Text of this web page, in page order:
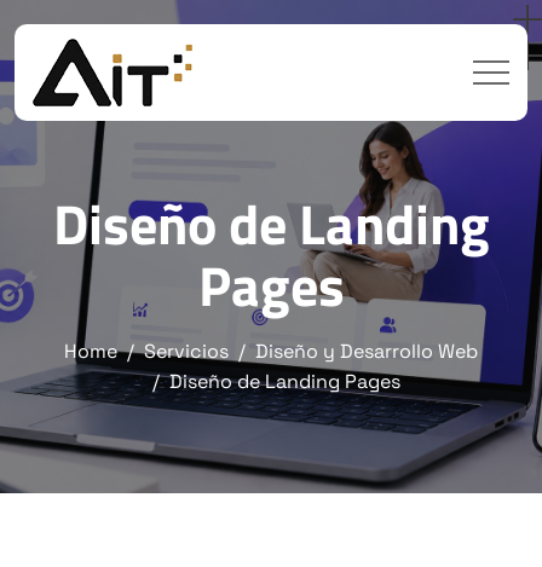
Diseño de Landing
Pages
Home Servicios
Diseño y Desarrollo Web
Diseño de Landing Pages